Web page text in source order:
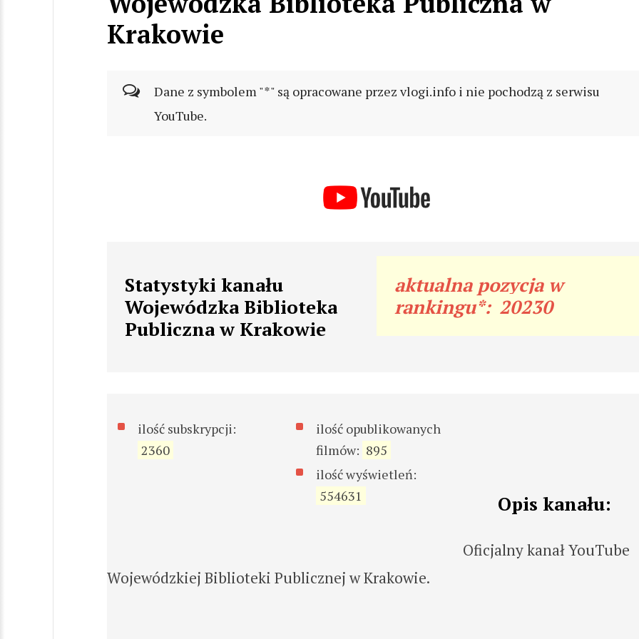
Krakowie
Dane z symbolem "*" są opracowane przez vlogi.info i nie pochodzą z serwisu
YouTube.
Statystyki kanału
Wojewódzka Biblioteka
Publiczna w Krakowie
aktualna pozycja w
rankingu*: 20230
ilość subskrypcji:
2360
ilość opublikowanych
filmów: 895
ilość wyświetleń:
554631
Opis kanału:
Oficjalny kanał YouTube
Wojewódzkiej Biblioteki Publicznej w Krakowie.